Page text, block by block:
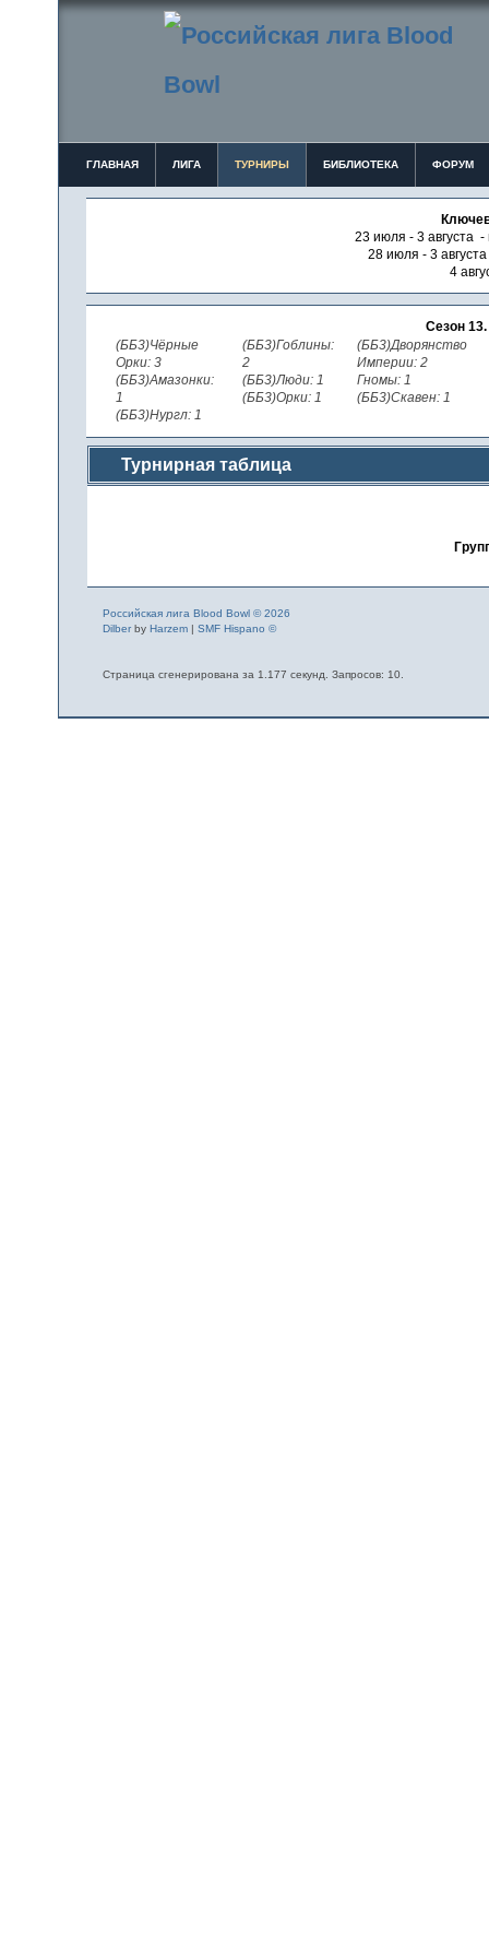
ГЛАВНАЯ ЛИГА ТУРНИРЫ БИБЛИОТЕКА ФОРУМ
23 июля - 3 августа -
28 июля - 3
4
Сезон 13.
(ББ3)Чёрные
Орки: 3
(ББ3)Амазонки:
1
(ББ3)Нургл: 1
(ББ3)Гоблины:
2
(ББ3)Люди: 1
(ББ3)Орки: 1
(ББ3)Дворянство
Империи: 2
Гномы: 1
(ББ3)Скавен: 1
Турнирная таблица
Российская лига Blood Bowl © 2026
Dilberby Harzem| SMF Hispano ©
Страница сгенерирована за 1.177 секунд. Запросов: 10.